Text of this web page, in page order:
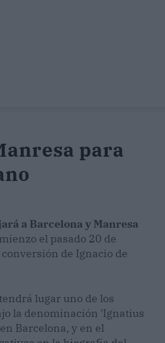
para
a Barcelona y Manresa
el pasado 20 de
de Ignacio de
lugar uno de los
la denominación 'Ignatius
Barcelona, y en el